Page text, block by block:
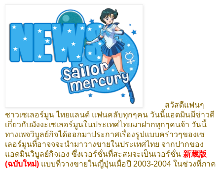
สวัสดีแฟนๆ
ชาวเซเลอร์มูน ไทยแลนด์ แฟนคลับทุกๆคน วันนี้แอดมินมีข่าวดี
เกี่ยวกับมังงะเซเลอร์มูนในประเทศไทยมาฝากทุกๆคนจ้า วันนี้
ทางเพจวิบูลย์กิจได้ออกมาประกาศเรื่องรูปแบบคร่าวๆของเซ
เลอร์มูนที่อาจจจะนำมาวางขายในประเทศไทย จากปากของ
แอดมินวิบูลย์กิจเอง ซึ่งเวอร์ชั่นที่สะสมจะเป็นเวอร์ชั่น 新蔵版
(ฉบับใหม่) แบบที่วางขายในญี่ปุ่นเมื่อปี 2003-2004 ในช่วงที่ภาค